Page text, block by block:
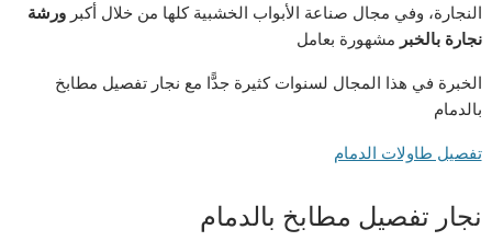
النجارة، وفي مجال صناعة الأبواب الخشبية كلها من خلال أكبرورشة
نجارة بالخبر مشهورة بعامل
الخبرة في هذا المجال لسنوات كثيرة جدًّا مع نجار تفصيل مطابخ
بالدمام
تفصيل طاولات الدمام
نجار تفصيل مطابخ بالدمام